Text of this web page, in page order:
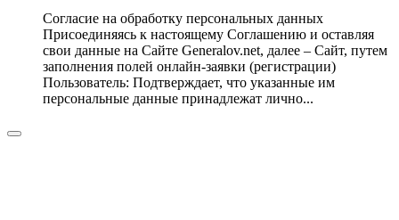
Согласие на обработку персональных данных
Присоединяясь к настоящему Соглашению и оставляя
свои данные на Сайте Generalov.net, далее – Сайт, путем
заполнения полей онлайн-заявки (регистрации)
Пользователь: Подтверждает, что указанные им
персональные данные принадлежат лично...